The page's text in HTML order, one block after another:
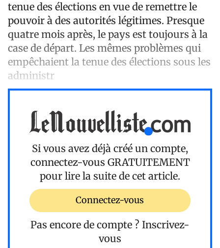
tenue des élections en vue de remettre le
pouvoir à des autorités légitimes. Presque
quatre mois après, le pays est toujours à la
case de départ. Les mêmes problèmes qui
empêchaient la tenue des élections sous les
administr
Si vous avez déjà créé un compte,
connectez-vous GRATUITEMENT
pour lire la suite de cet article.
Connectez-vous
Pas encore de compte ? Inscrivez-
vous